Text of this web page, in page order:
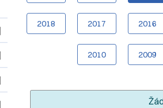
2018 2017 2016
2010 2009